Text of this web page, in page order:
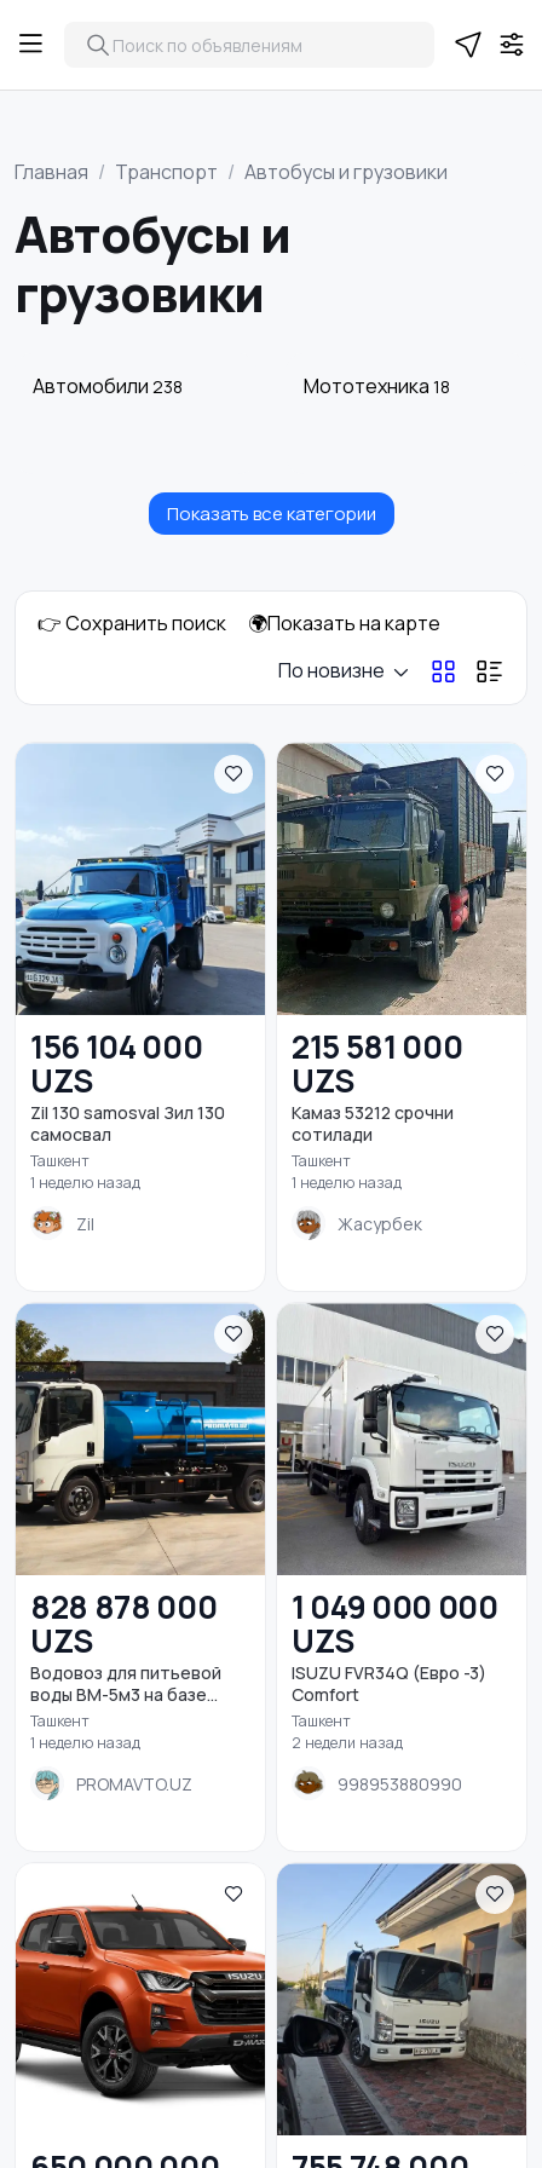
Главная Транспорт Автобусы и грузовики
Автобусы и
грузовики
Автомобили 238 Мототехника 18
Спецтехника 12 Автобусы и грузовики
Водный транспорт
Показать все категории
👉 Сохранить поиск
🌍Показать на карте
По новизне
156 104 000
UZS
Zil 130 samosval Зил 130
самосвал
Ташкент
1 неделю назад
Zil
215 581 000
UZS
Камаз 53212 срочни
сотилади
Ташкент
1 неделю назад
Жасурбек
828 878 000
UZS
Водовоз для питьевой
воды ВМ-5м3 на базе...
Ташкент
1 неделю назад
PROMAVTO.UZ
1 049 000 000
UZS
ISUZU FVR34Q (Евро -3)
Comfort
Ташкент
2 недели назад
998953880990